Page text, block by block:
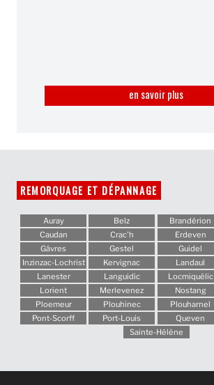
en savoir plus
REMORQUAGE ET DÉPANNAGE
Auray Belz Brandérion
Caudan
Crac'h Erdeven
Gâvres
Gestel Guidel
Inzinzac-Lochrist
Kervignac Landaul
Lanester
Languidic Locmiquélic
Lorient
Merlevenez Nostang
Ploemeur
Plouhinec Plouharnel
Pont-Scorff
Port-Louis Queven
Sainte-Hélène